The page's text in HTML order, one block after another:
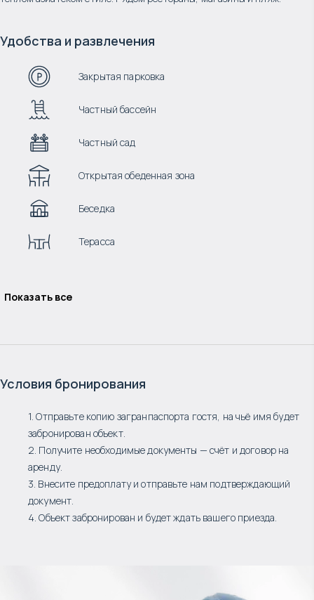
Удобства и развлечения
Закрытая парковка
Частный бассейн
Частный сад
Открытая обеденная зона
Беседка
Терасса
Показать все
Условия бронирования
1. Отправьте копию загранпаспорта гостя, на чьё имя будет
забронирован объект.
2. Получите необходимые документы — счёт и договор на
аренду.
3. Внесите предоплату и отправьте нам подтверждающий
документ.
4. Объект забронирован и будет ждать вашего приезда.